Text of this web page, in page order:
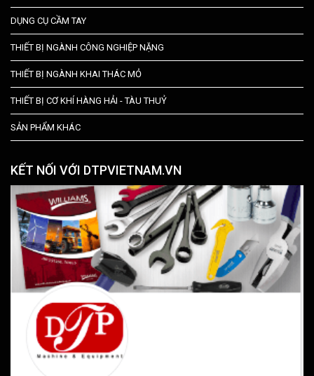
DỤNG CỤ CẦM TAY
THIẾT BỊ NGÀNH CÔNG NGHIỆP NẶNG
THIẾT BỊ NGÀNH KHAI THÁC MỎ
THIẾT BỊ CƠ KHÍ HÀNG HẢI - TÀU THUỶ
SẢN PHẨM KHÁC
KẾT NỐI VỚI DTPVIETNAM.VN